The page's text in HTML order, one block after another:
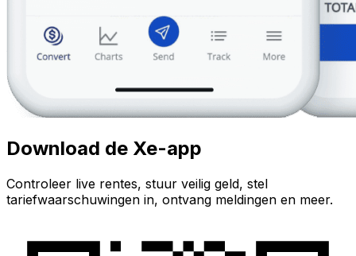
Download de Xe-app
Controleer live rentes, stuur veilig geld, stel
tariefwaarschuwingen in, ontvang meldingen en meer.